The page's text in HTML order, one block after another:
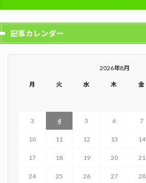
記事カレンダー
2026年8月
月 火 水 木 金
3 4 5 6 7
10 11 12 13 14
17 18 19 20 21
24 25 26 27 28